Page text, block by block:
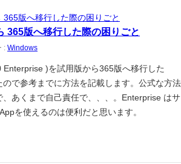
365版へ移行した際の困りごと
: Windows
)を試用版から365版へ移行した
で参考までに方法を記載します。公式な方法
、あくまで自己責任で、、、。Enterprise はサ
を使えるのは便利だと思います。